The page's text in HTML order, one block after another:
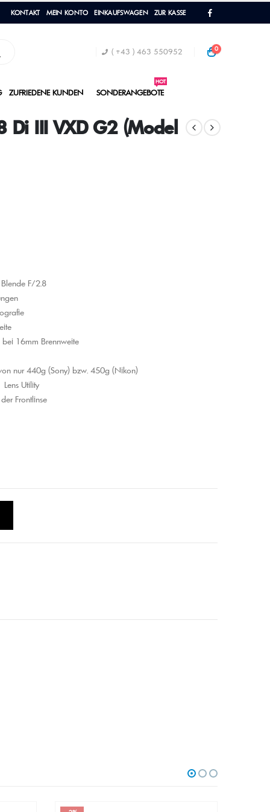
KONTAKT MEIN KONTO EINKAUFSWAGEN ZUR KASSE
( +43 ) 463 550952 0
ZUFRIEDENE KUNDEN SONDERANGEBOTE
HOT
III VXD G2 (Model
F/2.8
16mm Brennweite
nur 440g (Sony) bzw. 450g (Nikon)
Lens Utility
Frontlinse